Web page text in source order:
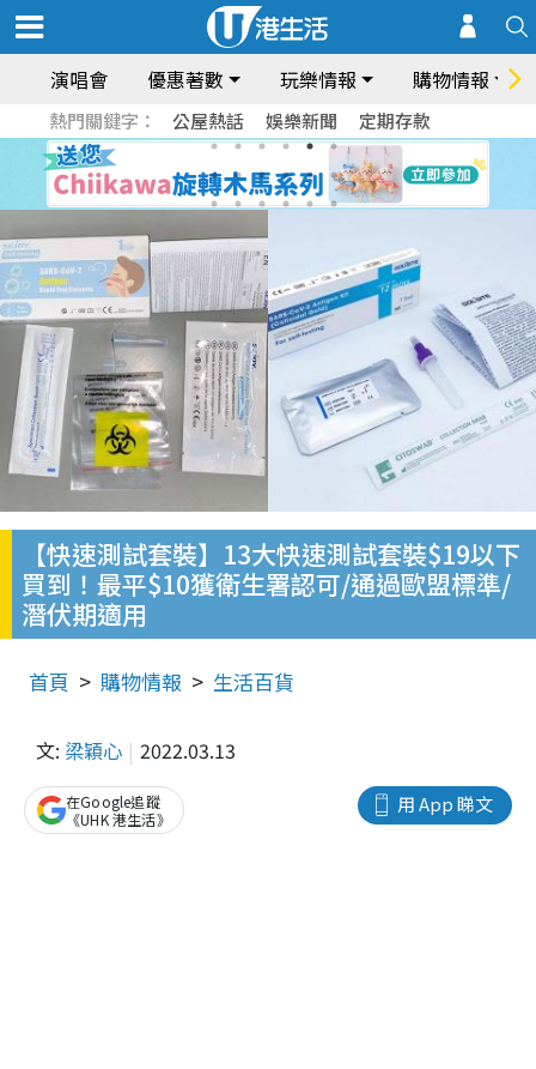
演唱會 優惠著數 玩樂情報 購物情報
熱門關鍵字： 公屋熱話 娛樂新聞 定期存款
【快速測試套裝】13大快速測試套裝$19以下
買到！最平$10獲衛生署認可/通過歐盟標準/
潛伏期適用
首頁 購物情報 生活百貨
文: 梁穎心 2022.03.13
用 App 睇文
在Google追蹤
《UHK 港生活》